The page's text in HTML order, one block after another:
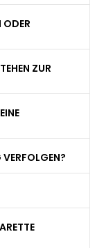
ODER
ZUR
VERFOLGEN?